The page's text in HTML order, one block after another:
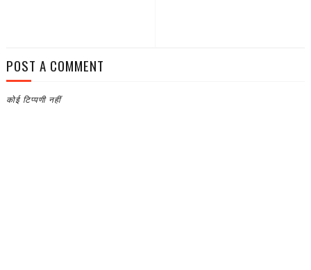
POST A COMMENT
कोई टिप्पणी नहीं